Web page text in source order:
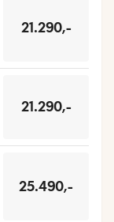
21.290,-
21.290,-
25.490,-